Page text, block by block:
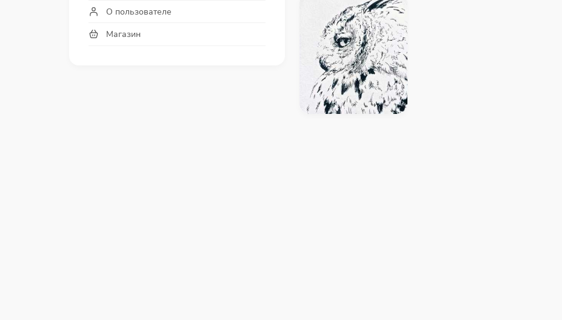
О пользователе
Магазин